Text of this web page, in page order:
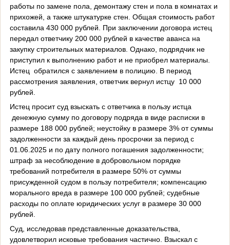
работы по замене пола, демонтажу стен и пола в комнатах и
прихожей, а также штукатурке стен. Общая стоимость работ
составила 430 000 рублей. При заключении договора истец
передал ответчику 200 000 рублей в качестве аванса на
закупку строительных материалов. Однако, подрядчик не
приступил к выполнению работ и не приобрел материалы.
Истец обратился с заявлением в полицию. В период
рассмотрения заявления, ответчик вернул истцу 10 000
рублей.
Истец просит суд взыскать с ответчика в пользу истца
денежную сумму по договору подряда в виде расписки в
размере 188 000 рублей; неустойку в размере 3% от суммы
задолженности за каждый день просрочки за период с
01.06.2025 и по дату полного погашения задолженности;
штраф за несоблюдение в добровольном порядке
требований потребителя в размере 50% от суммы
присужденной судом в пользу потребителя; компенсацию
морального вреда в размере 100 000 рублей; судебные
расходы по оплате юридических услуг в размере 30 000
рублей.
Суд, исследовав представленные доказательства,
удовлетворил исковые требования частично. Взыскал с